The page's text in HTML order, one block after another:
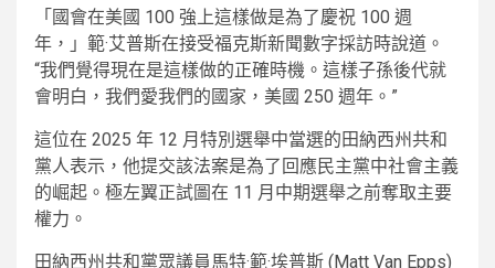
「國會在美國 100 強上這樣做是為了慶祝 100 週
年，」範·艾普斯在接受福克斯新聞數字採訪時說道。
“我們覺得現在是這樣做的正確時機。這樣子孫後代就
會明白，我們愛我們的國家，美國 250 週年。”
這位在 2025 年 12 月特別選舉中當選的田納西州共和
黨人表示，他提交該法案是為了回應民主黨中社會主義
的崛起。極左翼正試圖在 11 月中期選舉之前奪取主要
權力。
田納西州共和黨眾議員馬特·範·埃普斯 (Matt Van Epps)